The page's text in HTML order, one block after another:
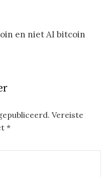
en niet AI bitcoin
Vereiste
*